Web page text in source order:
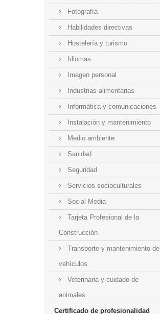
Fotografía
Habilidades directivas
Hostelería y turismo
Idiomas
Imagen personal
Industrias alimentarias
Informática y comunicaciones
Instalación y mantenimiento
Medio ambiente
Sanidad
Seguridad
Servicios socioculturales
Social Media
Tarjeta Profesional de la
Construcción
Transporte y mantenimiento de
vehículos
Veterinaria y cuidado de
animales
Certificado de profesionalidad